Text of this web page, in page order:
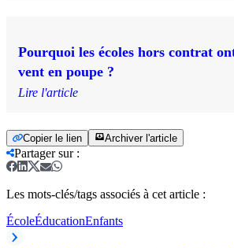
Pourquoi les écoles hors contrat
vent en poupe ?
Lire l'article
Copier le lien Archiver l'article
Partager sur:
Les mots-clés/tags associés à cet article :
ÉcoleÉducationEnfants